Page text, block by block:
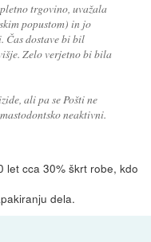
trgovino, uvažala
popustom) in jo
Čas dostave bi bil
Zelo verjetno bi bila
ali pa se Pošti ne
neaktivni.
let cca 30% škrt robe, kdo
dela.